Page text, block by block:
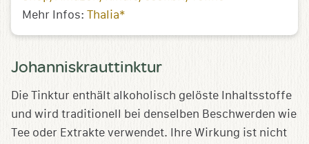
Mehr Infos: Thalia*
Johanniskrauttinktur
Die Tinktur enthält alkoholisch gelöste Inhaltsstoffe
und wird traditionell bei denselben Beschwerden wie
Tee oder Extrakte verwendet. Ihre Wirkung ist nicht